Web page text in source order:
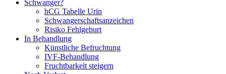
Schwanger?
hCG Tabelle Urin
Schwangerschaftsanzeichen
Risiko Fehlgeburt
In Behandlung
Künstliche Befruchtung
IVF-Behandlung
Fruchtbarkeit steigern